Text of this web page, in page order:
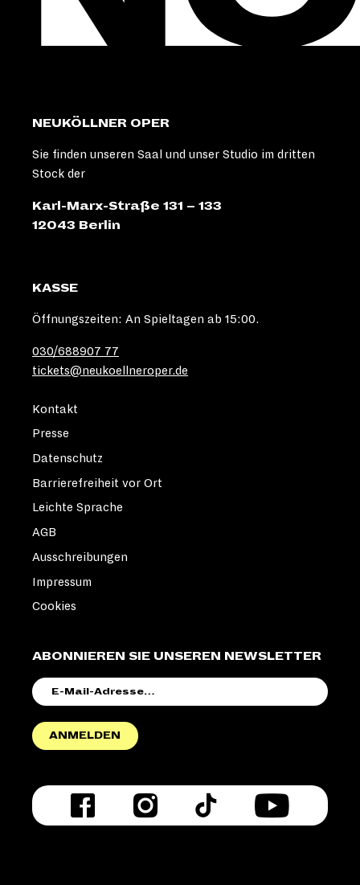
NEUKÖLLNER OPER
Sie finden unseren Saal und unser Studio im dritten
Stock der
Karl-Marx-Straße 131 – 133
12043 Berlin
KASSE
Öffnungszeiten: An Spieltagen ab 15:00.
030/688907 77
tickets@neukoellneroper.de
ABONNIEREN SIE UNSEREN NEWSLETTER
MAIL-
ANMELDEN
Kontakt
Presse
Datenschutz
Barrierefreiheit vor Ort
Leichte Sprache
AGB
Ausschreibungen
Impressum
Cookies